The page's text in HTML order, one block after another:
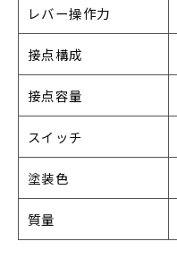
レバー操作力
接点構成
接点容量
スイッチ
塗装色
質量